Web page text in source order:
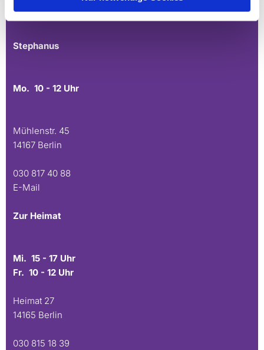
Stephanus
Mo. 10 - 12 Uhr
Mühlenstr. 45
14167 Berlin
030 817 40 88
E-Mail
Zur Heimat
Mi. 15 - 17 Uhr
Fr. 10 - 12 Uhr
Heimat 27
14165 Berlin
030 815 18 39